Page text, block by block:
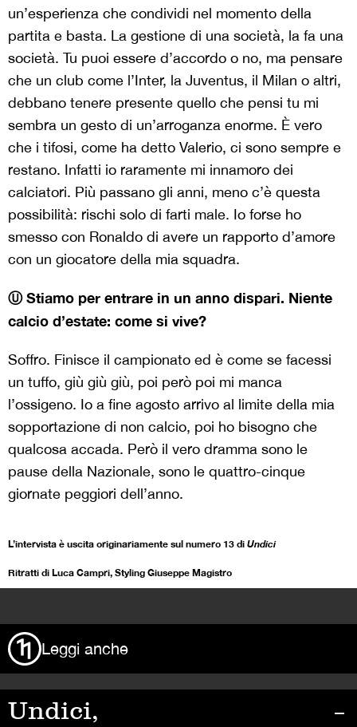
un’esperienza che condividi nel momento della
partita e basta. La gestione di una società, la fa una
società. Tu puoi essere d’accordo o no, ma pensare
che un club come l’Inter, la Juventus, il Milan o altri,
debbano tenere presente quello che pensi tu mi
sembra un gesto di un’arroganza enorme. È vero
che i tifosi, come ha detto Valerio, ci sono sempre e
restano. Infatti io raramente mi innamoro dei
calciatori. Più passano gli anni, meno c’è questa
possibilità: rischi solo di farti male. Io forse ho
smesso con Ronaldo di avere un rapporto d’amore
con un giocatore della mia squadra.
Ⓤ Stiamo per entrare in un anno dispari. Niente
calcio d’estate: come si vive?
Soffro. Finisce il campionato ed è come se facessi
un tuffo, giù giù giù, poi però poi mi manca
l’ossigeno. Io a fine agosto arrivo al limite della mia
sopportazione di non calcio, poi ho bisogno che
qualcosa accada. Però il vero dramma sono le
pause della Nazionale, sono le quattro-cinque
giornate peggiori dell’anno.
L’intervista è uscita originariamente sul numero 13 di Undici
Ritratti di Luca Campri, Styling Giuseppe Magistro
Leggi anche
Undici,